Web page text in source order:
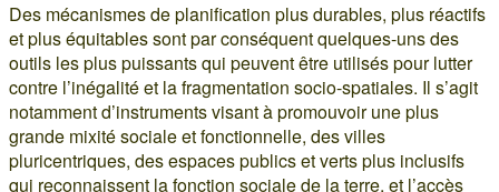
Des mécanismes de planification plus durables, plus réactifs
et plus équitables sont par conséquent quelques-uns des
outils les plus puissants qui peuvent être utilisés pour lutter
contre l’inégalité et la fragmentation socio-spatiales. Il s’agit
notamment d’instruments visant à promouvoir une plus
grande mixité sociale et fonctionnelle, des villes
pluricentriques, des espaces publics et verts plus inclusifs
qui reconnaissent la fonction sociale de la terre, et l’accès